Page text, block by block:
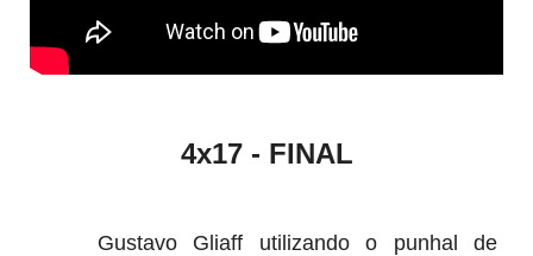
4x17 - FINAL
Gustavo Gliaff utilizando o punhal de